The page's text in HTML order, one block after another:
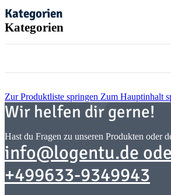
Kategorien
Kategorien
Zur Produktliste springen Zum Hauptinhalt
Wir helfen dir gerne!
Hast du Fragen zu unseren Produkten oder
info@logentu.de
+499633-9349943